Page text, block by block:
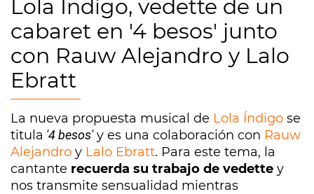
Lola Índigo, vedette de un
cabaret en '4 besos' junto
con Rauw Alejandro y Lalo
Ebratt
La nueva propuesta musical de Lola Índigo se
titula '4 besos'y es una colaboración con Rauw
Alejandro y Lalo Ebratt. Para este tema, la
cantante recuerda su trabajo de vedette y
nos transmite sensualidad mientras